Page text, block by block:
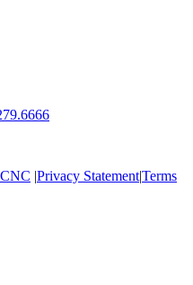
|Privacy Statement|Terms